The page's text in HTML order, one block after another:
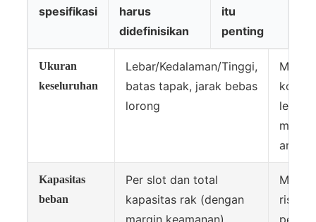
spesifikasi
harus
didefinisikan
itu
penting
Ukuran
keseluruhan
Lebar/Kedalaman/Tinggi,
batas tapak, jarak bebas
lorong
letak
arus
Kapasitas
beban
Per slot dan total
kapasitas rak (dengan
risiko